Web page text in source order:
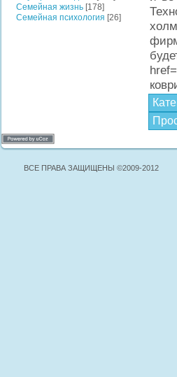
Семейная жизнь [178]
Семейная психология [26]
ВСЕ ПРАВА ЗАЩИЩЕНЫ ©2009-2012